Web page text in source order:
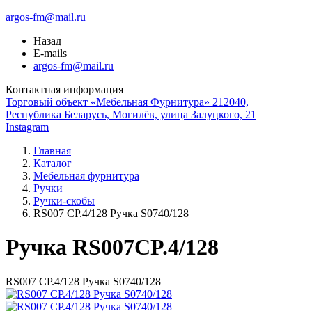
argos-fm@mail.ru
Назад
E-mails
argos-fm@mail.ru
Контактная информация
Торговый объект «Мебельная Фурнитура» 212040,
Республика Беларусь, Могилёв, улица Залуцкого, 21
Instagram
Главная
Каталог
Мебельная фурнитура
Ручки
Ручки-скобы
RS007 СP.4/128 Ручка S0740/128
Ручка RS007CP.4/128
RS007 СP.4/128 Ручка S0740/128